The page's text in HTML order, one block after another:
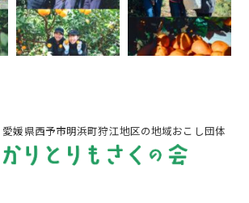
愛媛県西予市明浜町狩江地区の地域おこし団体